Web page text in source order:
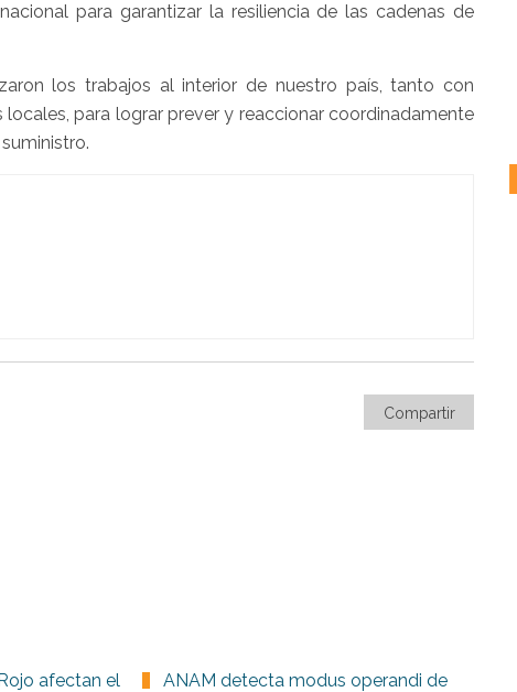
para garantizar la resiliencia de las cadenas de
los trabajos al interior de nuestro país, tanto con
para lograr prever y reaccionar coordinadamente
Compartir
afectan el
ANAM detecta modus operandi de